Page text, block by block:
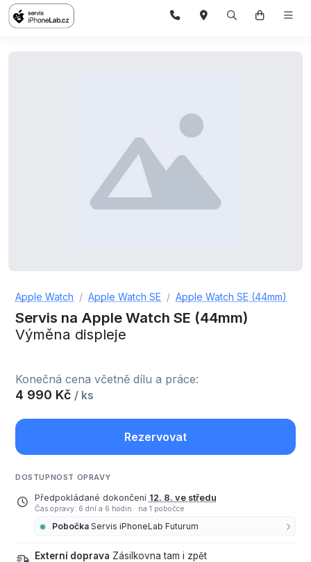
Apple Watch Apple Watch SE Apple Watch SE (44mm)
Servis na Apple Watch SE (44mm)
Výměna displeje
Konečná cena včetně dílu a práce:
4 990 Kč / ks
Rezervovat
DOSTUPNOST OPRAVY
Předpokládané dokončení 12. 8. ve středu
Čas opravy: 6 dní a 6 hodin · na 1 pobočce
Pobočka Servis iPhoneLab Futurum
Externí doprava Zásilkovna tam i zpět